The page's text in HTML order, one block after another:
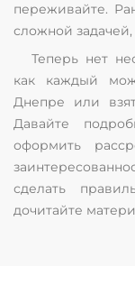
переживайте.
сложной
Теперь нет
как каждый
Днепре или
Давайте
оформить
сделать
дочитайте